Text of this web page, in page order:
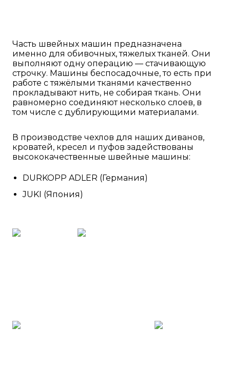
Часть швейных машин предназначена
именно для обивочных, тяжелых тканей. Они
выполняют одну операцию — стачивающую
строчку. Машины беспосадочные, то есть при
работе с тяжёлыми тканями качественно
прокладывают нить, не собирая ткань. Они
равномерно соединяют несколько слоев, в
том числе с дублирующими материалами.
В производстве чехлов для наших диванов,
кроватей, кресел и пуфов задействованы
высококачественные швейные машины:
DURKOPP ADLER (Германия)
JUKI (Япония)